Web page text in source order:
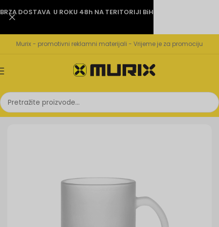
Murix - promotivni reklamni materijali - Vrijeme je za promociju
Početna Šolje
BRZA DOSTAVA U ROKU 48h NA TERITORIJI BiH